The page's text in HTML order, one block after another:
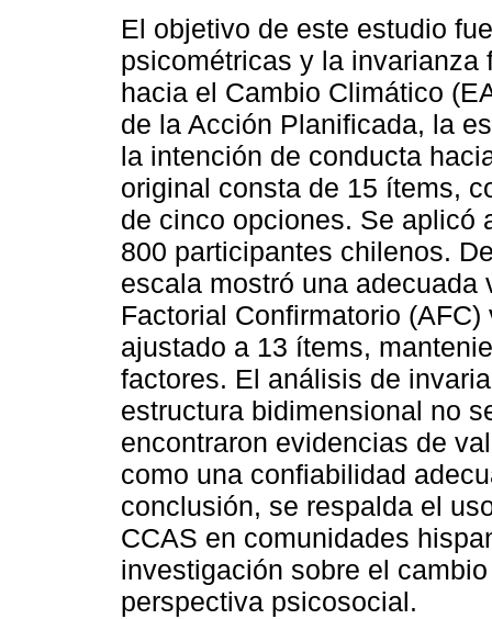
El objetivo de este estudio
psicométricas y la
hacia el Cambio Climático
de la Acción Planificada, la
la intención de conducta
original consta de 15 ítems,
de cinco opciones. Se aplicó
800 participantes chilenos.
escala mostró una
Factorial Confirmatorio
ajustado a 13 ítems,
factores. El análisis de
estructura bidimensional no
encontraron evidencias de
como una confiabilidad
conclusión, se respalda el
CCAS en comunidades
investigación sobre el
perspectiva psicosocial.